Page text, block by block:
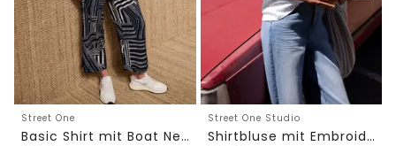
Street One
Basic Shirt mit Boat Neck und Elastikbund
Street One Studio
Shirtbluse mit Embroidery-Front